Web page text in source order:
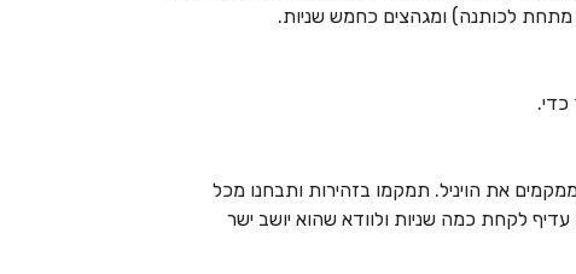
לכותנה) ומגהצים כחמש שניות.
את הויניל. תמקמו בזהירות ותבחנו מכל
לקחת כמה שניות ולוודא שהוא יושב ישר